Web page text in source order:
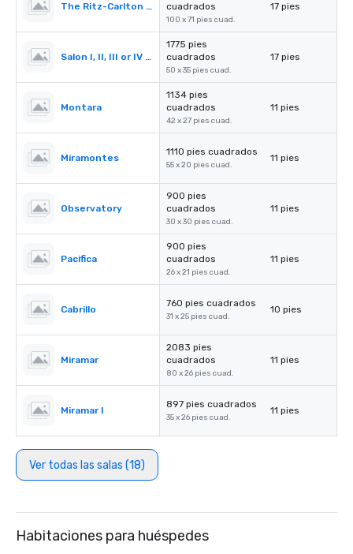
The Ritz-Carlton Ballroom
cuadrados
100 x 71 pies cuad.
17 pies
Salon I, II, III or IV (Ballroom)
1775 pies
cuadrados
50 x 35 pies cuad.
17 pies
Montara
1134 pies
cuadrados
42 x 27 pies cuad.
11 pies
Miramontes
1110 pies cuadrados
55 x 20 pies cuad.
11 pies
Observatory
900 pies
cuadrados
30 x 30 pies cuad.
11 pies
Pacifica
900 pies
cuadrados
26 x 21 pies cuad.
11 pies
Cabrillo
760 pies cuadrados
31 x 25 pies cuad.
10 pies
Miramar
2083 pies
cuadrados
80 x 26 pies cuad.
11 pies
Miramar I
897 pies cuadrados
35 x 26 pies cuad.
11 pies
Ver todas las salas (18)
Habitaciones para huéspedes